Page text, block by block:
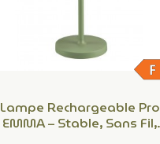
Lampe Rechargeable Pro
EMMA – Stable, Sans Fil,